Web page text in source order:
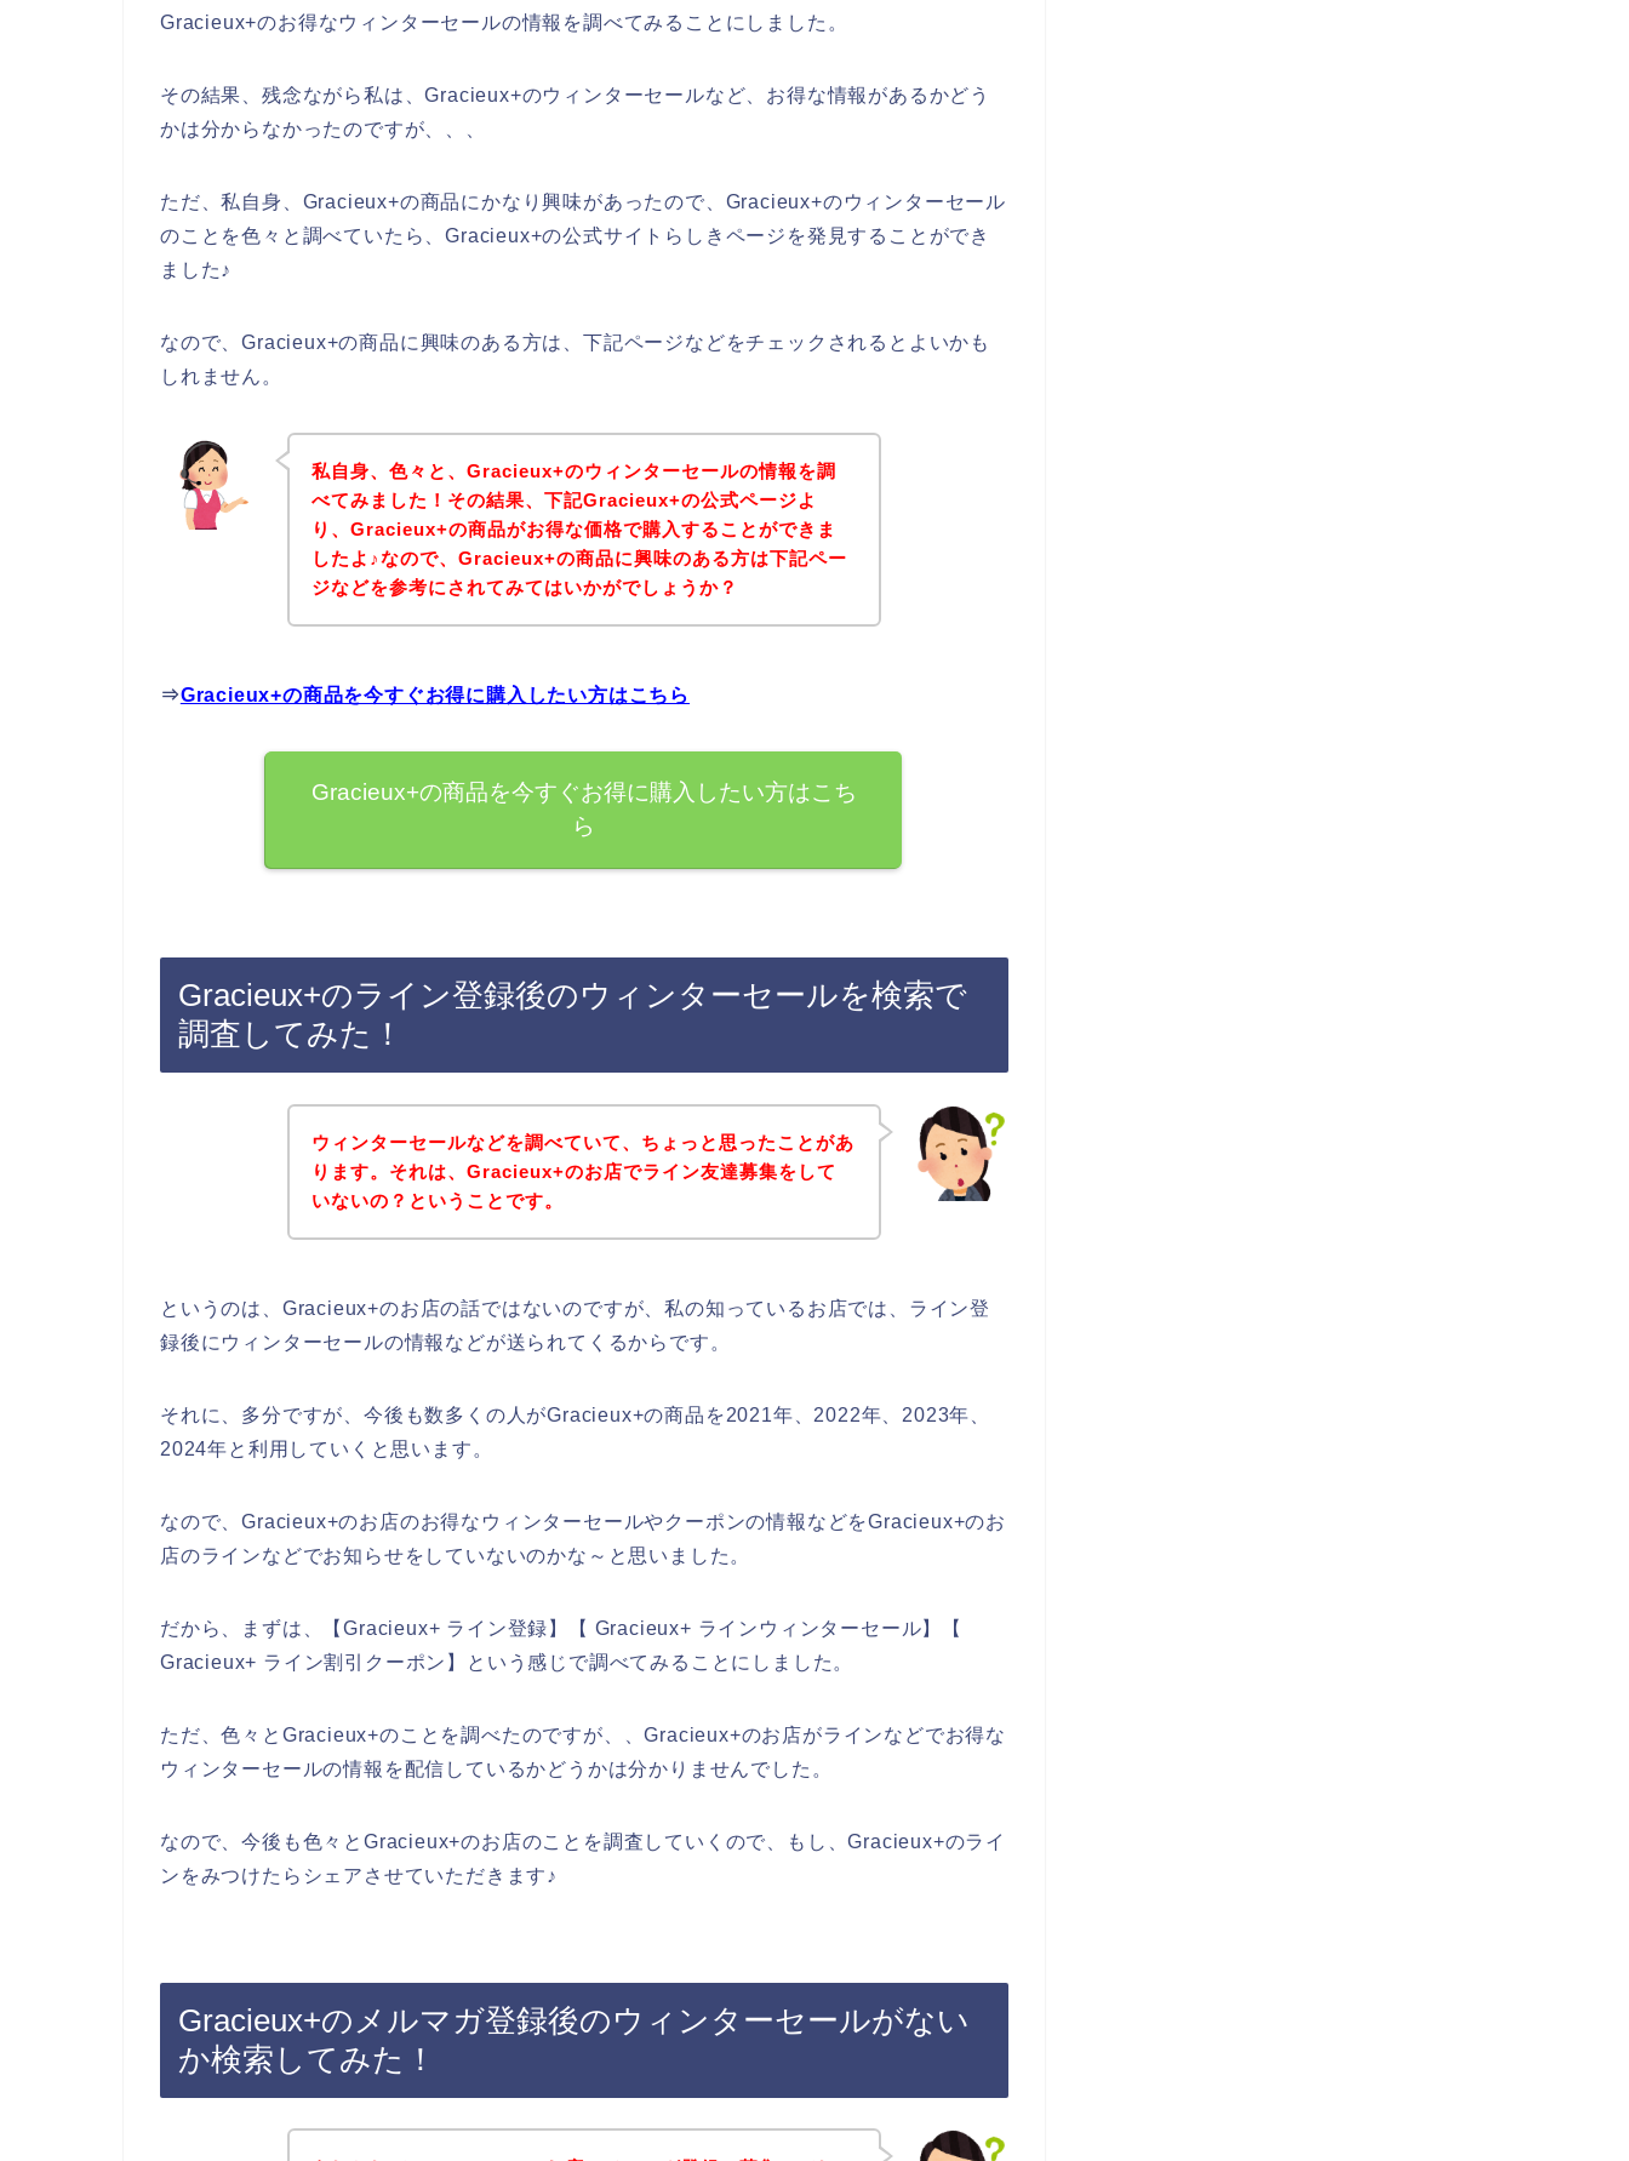
Gracieux+のお得なウィンターセールの情報を調べてみることにしました。
その結果、残念ながら私は、Gracieux+のウィンターセールなど、お得な情報があるかどう
かは分からなかったのですが、、、
ただ、私自身、Gracieux+の商品にかなり興味があったので、Gracieux+のウィンターセール
のことを色々と調べていたら、Gracieux+の公式サイトらしきページを発見することができ
ました♪
なので、Gracieux+の商品に興味のある方は、下記ページなどをチェックされるとよいかも
しれません。
私自身、色々と、Gracieux+のウィンターセールの情報を調
べてみました！その結果、下記Gracieux+の公式ページよ
り、Gracieux+の商品がお得な価格で購入することができま
したよ♪なので、Gracieux+の商品に興味のある方は下記ペー
ジなどを参考にされてみてはいかがでしょうか？
⇒Gracieux+の商品を今すぐお得に購入したい方はこちら
Gracieux+の商品を今すぐお得に購入したい方はこち
ら
Gracieux+のライン登録後のウィンターセールを検索で
調査してみた！
ウィンターセールなどを調べていて、ちょっと思ったことがあ
ります。それは、Gracieux+のお店でライン友達募集をして
いないの？ということです。
というのは、Gracieux+のお店の話ではないのですが、私の知っているお店では、ライン登
録後にウィンターセールの情報などが送られてくるからです。
それに、多分ですが、今後も数多くの人がGracieux+の商品を2021年、2022年、2023年、
2024年と利用していくと思います。
なので、Gracieux+のお店のお得なウィンターセールやクーポンの情報などをGracieux+のお
店のラインなどでお知らせをしていないのかな～と思いました。
だから、まずは、【Gracieux+ ライン登録】【 Gracieux+ ラインウィンターセール】【
Gracieux+ ライン割引クーポン】という感じで調べてみることにしました。
ただ、色々とGracieux+のことを調べたのですが、、Gracieux+のお店がラインなどでお得な
ウィンターセールの情報を配信しているかどうかは分かりませんでした。
なので、今後も色々とGracieux+のお店のことを調査していくので、もし、Gracieux+のライ
ンをみつけたらシェアさせていただきます♪
Gracieux+のメルマガ登録後のウィンターセールがない
か検索してみた！